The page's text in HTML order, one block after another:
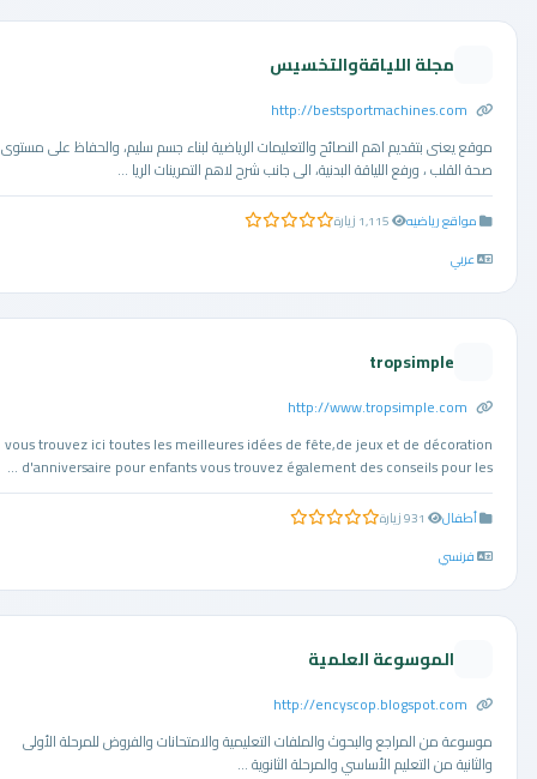
مجلة اللياقةوالتخسيس
http://bestsportmachines.com
موقع يعنى بتقديم اهم النصائح والتعليمات الرياضية لبناء جسم سليم، والحفاظ على مستوى
صحة القلب ، ورفع اللياقة البدنية، الى جانب شرح لاهم التمرينات الريا ...
مواقع رياضيه 1,115 زيارة 0.0 من 5 نجوم
عربي
tropsimple
http://www.tropsimple.com
vous trouvez ici toutes les meilleures idées de fête,de jeux et de décoration
d'anniversaire pour enfants vous trouvez également des conseils pour les ...
أطفال 931 زيارة 0.0 من 5 نجوم
فرنسي
الموسوعة العلمية
http://encyscop.blogspot.com
موسوعة من المراجع والبحوث والملفات التعليمية والامتحانات والفروض للمرحلة الأولى
والثانية من التعليم الأساسي والمرحلة الثانوية ...